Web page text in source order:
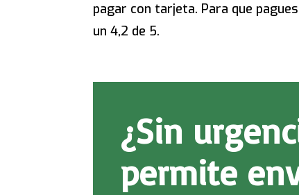
pagar con tarjeta. Para que pagues
un 4,2 de 5.
¿Sin
permite